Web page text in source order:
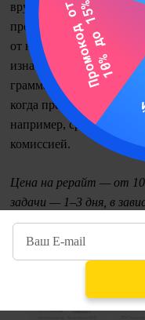
вручную повысит
проверять даже через
от научного стиля, не
изначальную
грамматические и
когда предстоит
например, сразу по
комиссией.
Цена на рерайт — от
задачи — 1–3 дня, в